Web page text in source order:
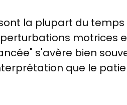
la plupart du
motrices
s'avère bien
que le